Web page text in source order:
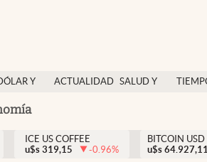
Y
ACTUALIDAD SALUD Y
México
ICE US COFFEE
u$s 319,15 -0.96%
BITCOIN USD
u$s